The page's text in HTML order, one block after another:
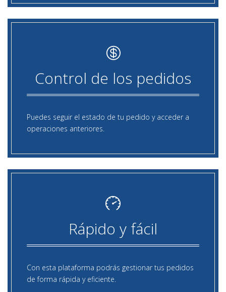
Control de los pedidos
Puedes seguir el estado de tu pedido y acceder a
operaciones anteriores.
Rápido y fácil
Con esta plataforma podrás gestionar tus pedidos
de forma rápida y eficiente.